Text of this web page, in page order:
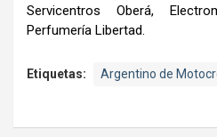
Servicentros Oberá,
Perfumería Libertad.
Etiquetas: Argentino de